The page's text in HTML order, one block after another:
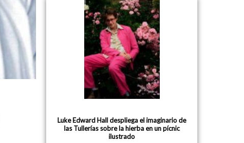
Luke Edward Hall despliega el imaginario de
las Tullerías sobre la hierba en un pícnic
ilustrado